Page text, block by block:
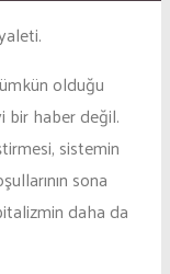
olduğu
bir haber değil.
sistemin
sona
daha da